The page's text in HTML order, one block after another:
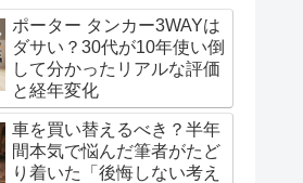
ポーター タンカー3WAYは
ダサい？30代が10年使い倒
して分かったリアルな評価
と経年変化
車を買い替えるべき？半年
間本気で悩んだ筆者がたど
り着いた「後悔しない考え